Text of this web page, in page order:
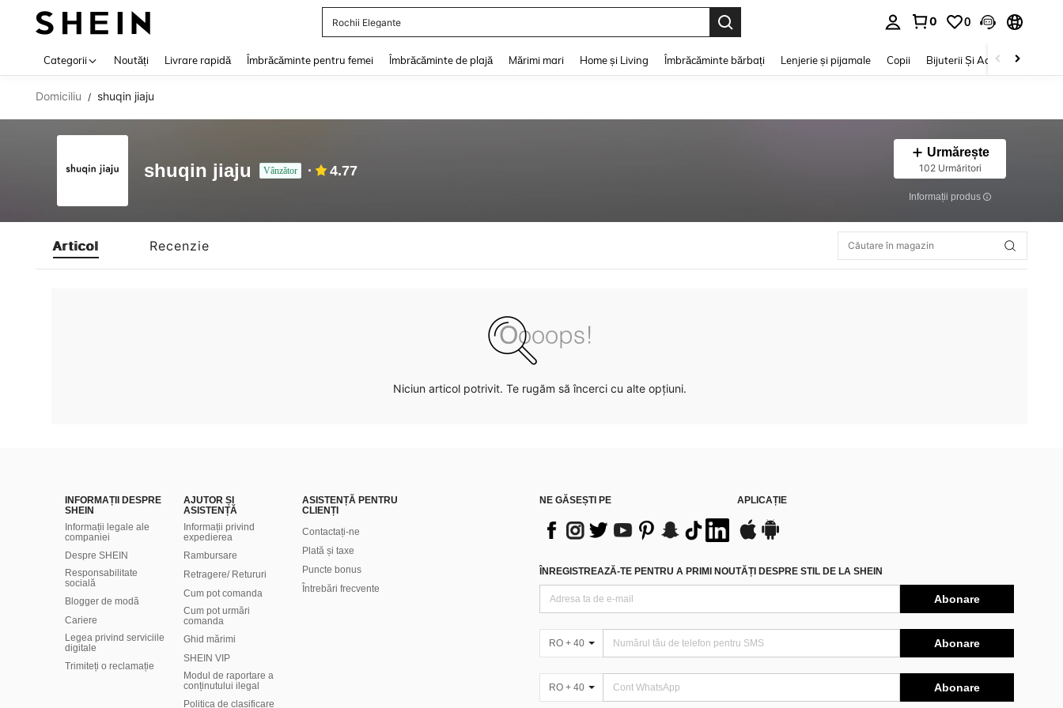
Rochii Elegante
0 0
Categorii Noutăți Livrare rapidă Îmbrăcăminte pentru femei Îmbrăcăminte de plajă Mărimi mari Home și Living Îmbrăcăminte bărbați Lenjerie și pijamale Copii Bijuterii Și Accesorii
Domiciliu / shuqin jiaju
shuqin jiaju Vânzător 4.77
Urmărește
102 Urmăritori
Informații produs
Articol Recenzie
Niciun articol potrivit. Te rugăm să încerci cu alte opțiuni.
INFORMAȚII DESPRE
SHEIN
Informații legale ale
companiei
Despre SHEIN
Responsabilitate
socială
Blogger de modă
Cariere
Legea privind serviciile
digitale
Trimiteți o reclamație
AJUTOR ȘI
ASISTENȚĂ
Informații privind
expedierea
Rambursare
Retragere/ Retururi
Cum pot comanda
Cum pot urmări
comanda
Ghid mărimi
SHEIN VIP
Modul de raportare a
conținutului ilegal
Politica de clasificare
ASISTENȚĂ PENTRU
CLIENȚI
Contactați-ne
Plată și taxe
Puncte bonus
Întrebări frecvente
NE GĂSEȘTI PE APLICAȚIE
ÎNREGISTREAZĂ-TE PENTRU A PRIMI NOUTĂȚI DESPRE STIL DE LA SHEIN
Abonare
RO + 40 Abonare
RO + 40 Abonare